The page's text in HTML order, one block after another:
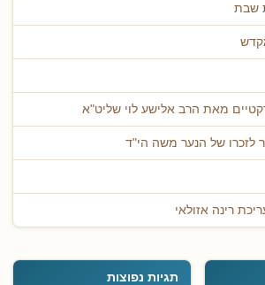
שבת
מאת הרב אלישע לוי שליט"א
לזכרו של הנער משה הי"ד
רינה אזולאי
תגיות נפוצות